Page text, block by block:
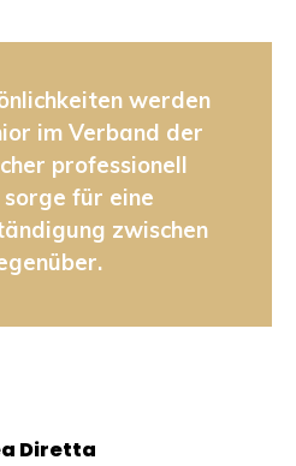
werden
im Verband der
professionell
für eine
zwischen
Diretta